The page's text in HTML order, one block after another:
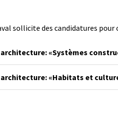
sollicite des candidatures
«Systèmes
«Habitats et